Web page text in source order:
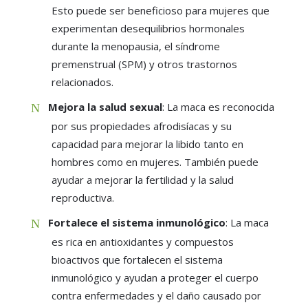
Esto puede ser beneficioso para mujeres que
experimentan desequilibrios hormonales
durante la menopausia, el síndrome
premenstrual (SPM) y otros trastornos
relacionados.
Mejora la salud sexual: La maca es reconocida
por sus propiedades afrodisíacas y su
capacidad para mejorar la libido tanto en
hombres como en mujeres. También puede
ayudar a mejorar la fertilidad y la salud
reproductiva.
Fortalece el sistema inmunológico: La maca
es rica en antioxidantes y compuestos
bioactivos que fortalecen el sistema
inmunológico y ayudan a proteger el cuerpo
contra enfermedades y el daño causado por